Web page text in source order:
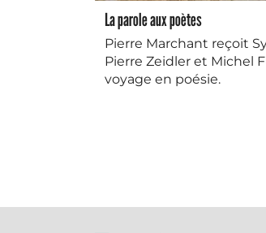
La parole aux poètes
Pierre Marchant reçoit
Pierre Zeidler et Michel
voyage en poésie.